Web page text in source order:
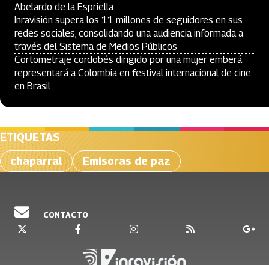
Abelardo de la Espriella
Inravisión supera los 11 millones de seguidores en sus
redes sociales, consolidando una audiencia informada a
través del Sistema de Medios Públicos
Cortometraje cordobés dirigido por una mujer emberá
representará a Colombia en festival internacional de cine
en Brasil
ETIQUETAS
chaparral
Emisoras de paz
CONTACTO